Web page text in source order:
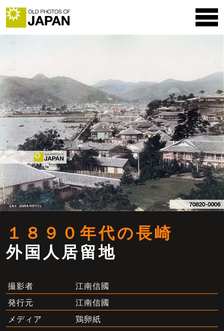
１８９０年代の長崎
外国人居留地
撮影者 江南信國
発行元 江南信國
メディア 鶏卵紙